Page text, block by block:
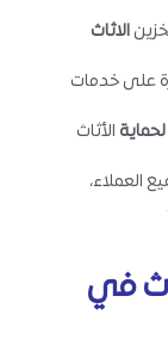
الاثاث
على خدمات
لحماية الأثاث
العملاء،
.
في